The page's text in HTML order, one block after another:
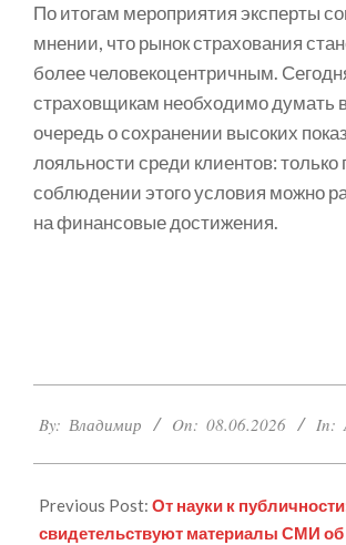
По итогам мероприятия эксперты
мнении, что рынок страхования
более человекоцентричным.
страховщикам необходимо думать
очередь о сохранении высоких
лояльности среди клиентов: только
соблюдении этого условия можно
на финансовые достижения.
06-
By: Владимир On: 08.06.2026 In:
Previous Post: От науки к
свидетельствуют материалы СМИ об